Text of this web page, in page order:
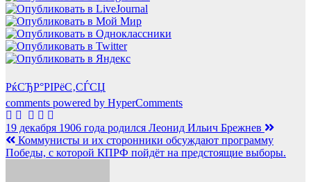
РќСЂР°РІРёС‚СЃСЏ
comments powered by HyperComments
Навигация
по
19 декабря 1906 года родился Леонид Ильич Брежнев
Коммунисты и их сторонники обсуждают программу
Победы, с которой КПРФ пойдёт на предстоящие выборы.